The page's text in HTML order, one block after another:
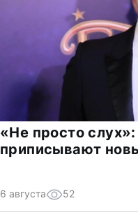
«Не просто
приписывают
6 августа 52